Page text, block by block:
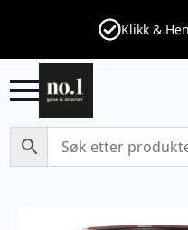
Klikk &